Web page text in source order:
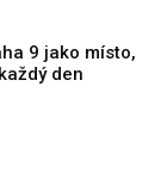
9 jako místo,
den